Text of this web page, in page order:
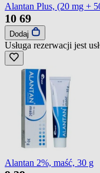
Alantan Plus, (20 mg +
10 69
Dodaj
Usługa rezerwacji jest
Alantan 2%, maść, 30 g